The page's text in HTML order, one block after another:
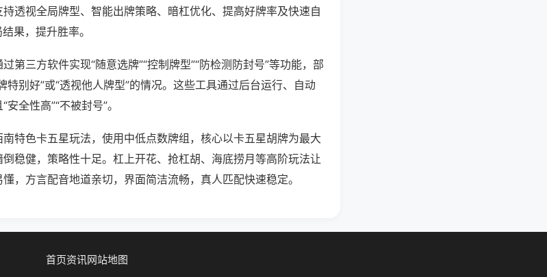
透视全局牌型、智能出牌策略、暗杠优化、提高好牌率及快速自
果，提升胜率。
第三方软件实现“随意选牌”“控制牌型”“防检测防封号”等功能，部
特别好”或“透视他人牌型”的情况。这些工具通过后台运行、自动
全性高”“不被封号”。
特色卡五星玩法，使用中低点数牌组，核心以卡五星胡牌为最大
稳健，策略性十足。杠上开花、抢杠胡、海底捞月等高阶玩法让
，方言配音地道亲切，界面简洁流畅，真人匹配快速稳定。
首页资讯网站地图